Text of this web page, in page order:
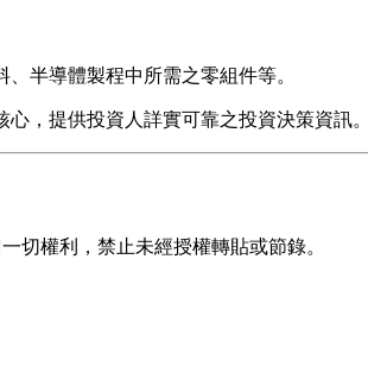
半導體製程中所需之零組件等。
，提供投資人詳實可靠之投資決策資訊。
切權利，禁止未經授權轉貼或節錄。